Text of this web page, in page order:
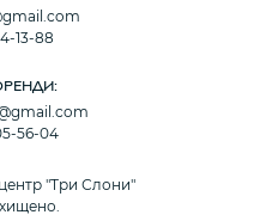
13-88
56-04
"Три Слони"